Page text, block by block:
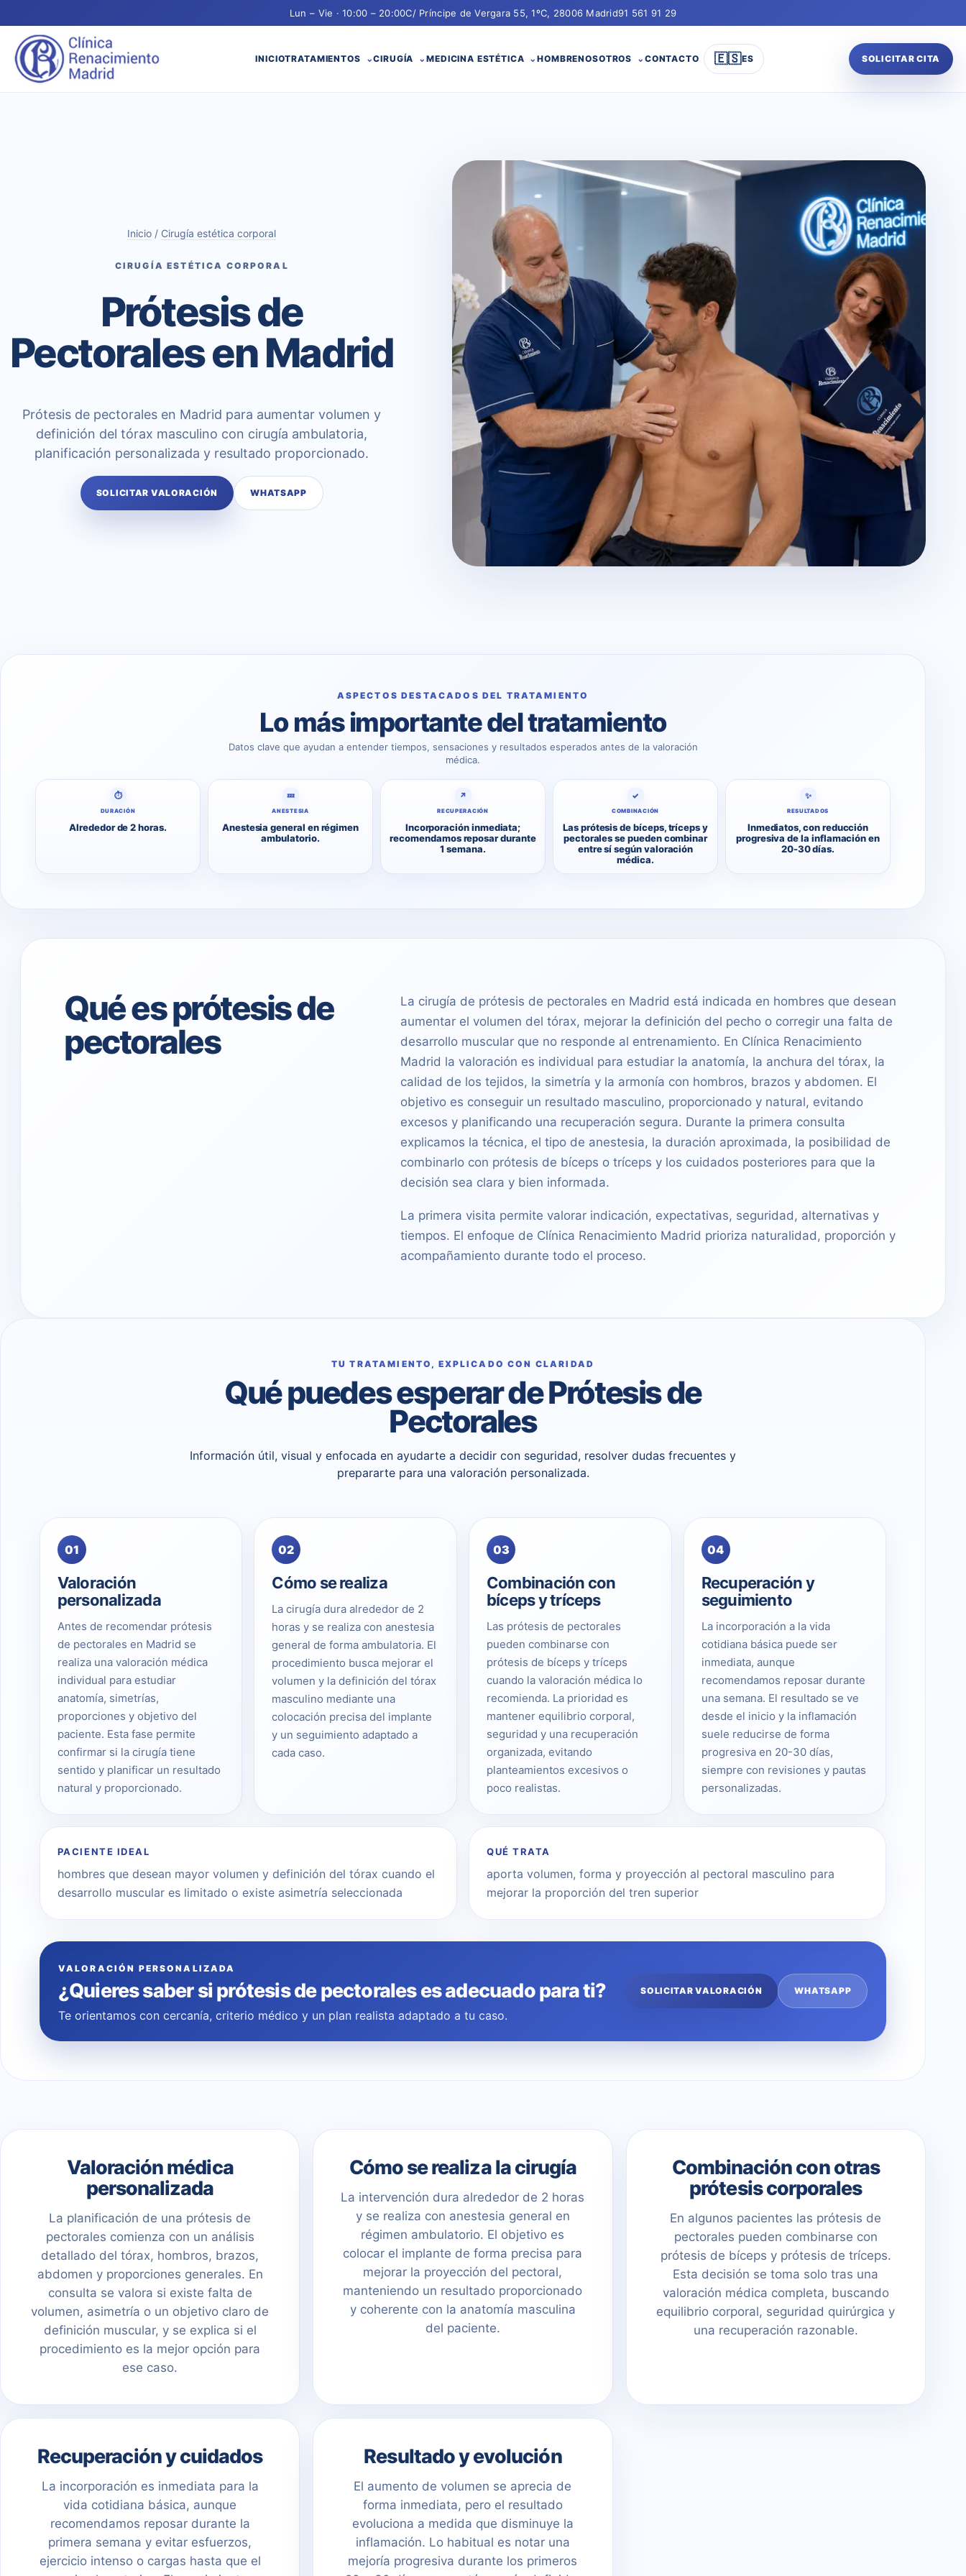
Lun – Vie · 10:00 – 20:00C/ Príncipe de Vergara 55, 1ºC, 28006 Madrid91 561 91 29
INICIOTRATAMIENTOS CIRUGÍA MEDICINA ESTÉTICA HOMBRENOSOTROS CONTACTO 🇪🇸ES SOLICITAR CITA
Inicio / Cirugía estética corporal
CIRUGÍA ESTÉTICA CORPORAL
Prótesis de
Pectorales en Madrid
Prótesis de pectorales en Madrid para aumentar volumen y
definición del tórax masculino con cirugía ambulatoria,
planificación personalizada y resultado proporcionado.
SOLICITAR VALORACIÓN WHATSAPP
ASPECTOS DESTACADOS DEL TRATAMIENTO
Lo más importante del tratamiento
Datos clave que ayudan a entender tiempos, sensaciones y resultados esperados antes de la valoración
médica.
⏱
DURACIÓN
Alrededor de 2 horas.
💤
ANESTESIA
Anestesia general en régimen
ambulatorio.
↗
RECUPERACIÓN
Incorporación inmediata;
recomendamos reposar durante
1 semana.
✓
COMBINACIÓN
Las prótesis de bíceps, tríceps y
pectorales se pueden combinar
entre sí según valoración
médica.
✨
RESULTADOS
Inmediatos, con reducción
progresiva de la inflamación en
20-30 días.
Qué es prótesis de
pectorales
La cirugía de prótesis de pectorales en Madrid está indicada en hombres que desean
aumentar el volumen del tórax, mejorar la definición del pecho o corregir una falta de
desarrollo muscular que no responde al entrenamiento. En Clínica Renacimiento
Madrid la valoración es individual para estudiar la anatomía, la anchura del tórax, la
calidad de los tejidos, la simetría y la armonía con hombros, brazos y abdomen. El
objetivo es conseguir un resultado masculino, proporcionado y natural, evitando
excesos y planificando una recuperación segura. Durante la primera consulta
explicamos la técnica, el tipo de anestesia, la duración aproximada, la posibilidad de
combinarlo con prótesis de bíceps o tríceps y los cuidados posteriores para que la
decisión sea clara y bien informada.
La primera visita permite valorar indicación, expectativas, seguridad, alternativas y
tiempos. El enfoque de Clínica Renacimiento Madrid prioriza naturalidad, proporción y
acompañamiento durante todo el proceso.
TU TRATAMIENTO, EXPLICADO CON CLARIDAD
Qué puedes esperar de Prótesis de
Pectorales
Información útil, visual y enfocada en ayudarte a decidir con seguridad, resolver dudas frecuentes y
prepararte para una valoración personalizada.
01
Valoración
personalizada
Antes de recomendar prótesis
de pectorales en Madrid se
realiza una valoración médica
individual para estudiar
anatomía, simetrías,
proporciones y objetivo del
paciente. Esta fase permite
confirmar si la cirugía tiene
sentido y planificar un resultado
natural y proporcionado.
02
Cómo se realiza
La cirugía dura alrededor de 2
horas y se realiza con anestesia
general de forma ambulatoria. El
procedimiento busca mejorar el
volumen y la definición del tórax
masculino mediante una
colocación precisa del implante
y un seguimiento adaptado a
cada caso.
03
Combinación con
bíceps y tríceps
Las prótesis de pectorales
pueden combinarse con
prótesis de bíceps y tríceps
cuando la valoración médica lo
recomienda. La prioridad es
mantener equilibrio corporal,
seguridad y una recuperación
organizada, evitando
planteamientos excesivos o
poco realistas.
04
Recuperación y
seguimiento
La incorporación a la vida
cotidiana básica puede ser
inmediata, aunque
recomendamos reposar durante
una semana. El resultado se ve
desde el inicio y la inflamación
suele reducirse de forma
progresiva en 20-30 días,
siempre con revisiones y pautas
personalizadas.
PACIENTE IDEAL
hombres que desean mayor volumen y definición del tórax cuando el
desarrollo muscular es limitado o existe asimetría seleccionada
QUÉ TRATA
aporta volumen, forma y proyección al pectoral masculino para
mejorar la proporción del tren superior
VALORACIÓN PERSONALIZADA
¿Quieres saber si prótesis de pectorales es adecuado para ti?
Te orientamos con cercanía, criterio médico y un plan realista adaptado a tu caso.
SOLICITAR VALORACIÓN WHATSAPP
Valoración médica
personalizada
La planificación de una prótesis de
pectorales comienza con un análisis
detallado del tórax, hombros, brazos,
abdomen y proporciones generales. En
consulta se valora si existe falta de
volumen, asimetría o un objetivo claro de
definición muscular, y se explica si el
procedimiento es la mejor opción para
ese caso.
Cómo se realiza la cirugía
La intervención dura alrededor de 2 horas
y se realiza con anestesia general en
régimen ambulatorio. El objetivo es
colocar el implante de forma precisa para
mejorar la proyección del pectoral,
manteniendo un resultado proporcionado
y coherente con la anatomía masculina
del paciente.
Combinación con otras
prótesis corporales
En algunos pacientes las prótesis de
pectorales pueden combinarse con
prótesis de bíceps y prótesis de tríceps.
Esta decisión se toma solo tras una
valoración médica completa, buscando
equilibrio corporal, seguridad quirúrgica y
una recuperación razonable.
Recuperación y cuidados
La incorporación es inmediata para la
vida cotidiana básica, aunque
recomendamos reposar durante la
primera semana y evitar esfuerzos,
ejercicio intenso o cargas hasta que el
Resultado y evolución
El aumento de volumen se aprecia de
forma inmediata, pero el resultado
evoluciona a medida que disminuye la
inflamación. Lo habitual es notar una
mejoría progresiva durante los primeros